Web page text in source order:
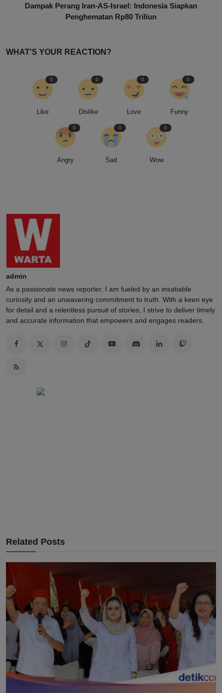
Dampak Perang Iran-AS-Israel: Indonesia Siapkan
Penghematan Rp80 Triliun
WHAT'S YOUR REACTION?
Like
0
Dislike
0
Love
0
Funny
0
Angry
0
Sad
0
Wow
0
admin
As a passionate news reporter, I am fueled by an insatiable
curiosity and an unwavering commitment to truth. With a keen eye
for detail and a relentless pursuit of stories, I strive to deliver timely
and accurate information that empowers and engages readers.
Related Posts